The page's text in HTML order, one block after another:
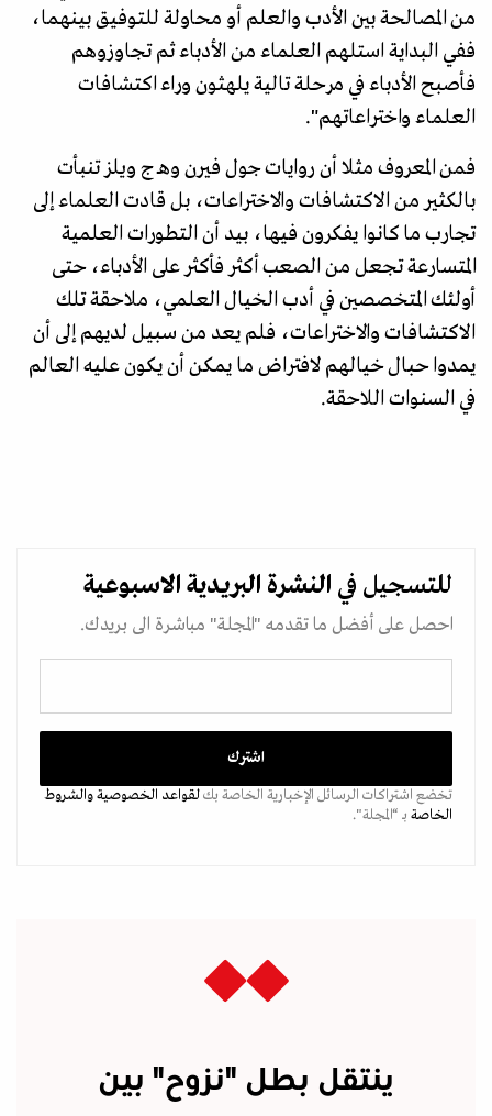
من المصالحة بين الأدب والعلم أو محاولة للتوفيق بينهما،
ففي البداية استلهم العلماء من الأدباء ثم تجاوزوهم
فأصبح الأدباء في مرحلة تالية يلهثون وراء اكتشافات
العلماء واختراعاتهم".
فمن المعروف مثلا أن روايات جول فيرن وهـ ج ويلز تنبأت
بالكثير من الاكتشافات والاختراعات، بل قادت العلماء إلى
تجارب ما كانوا يفكرون فيها، بيد أن التطورات العلمية
المتسارعة تجعل من الصعب أكثر فأكثر على الأدباء، حتى
أولئك المتخصصين في أدب الخيال العلمي، ملاحقة تلك
الاكتشافات والاختراعات، فلم يعد من سبيل لديهم إلى أن
يمدوا حبال خيالهم لافتراض ما يمكن أن يكون عليه العالم
في السنوات اللاحقة.
للتسجيل في النشرة البريدية الاسبوعية
احصل على أفضل ما تقدمه "المجلة" مباشرة الى بريدك.
تخضع اشتراكات الرسائل الإخبارية الخاصة بكلقواعد الخصوصيةوالشروط
الخاصة بـ “المجلة".
ينتقل بطل "نزوح" بين